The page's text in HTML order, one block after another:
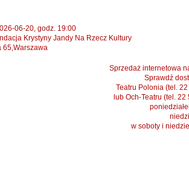
06-20, godz. 19:00
Krystyny Jandy Na Rzecz Kultury
65,Warszawa
Sprzedaż internetowa
Sprawdź
Teatru Polonia (tel.
lub Och-Teatru (tel.
w soboty i